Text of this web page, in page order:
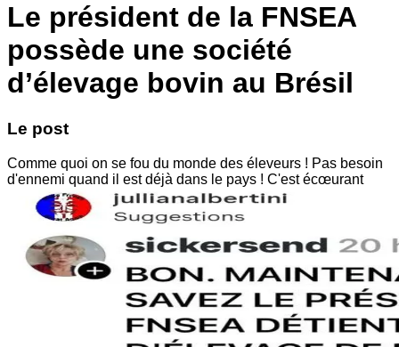
Le président de la FNSEA
possède une société
d’élevage bovin au Brésil
Le post
Comme quoi on se fou du monde des éleveurs ! Pas besoin
d'ennemi quand il est déjà dans le pays ! C'est écœurant